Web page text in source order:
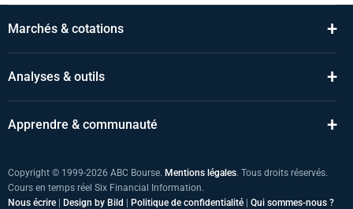
Marchés & cotations +
Analyses & outils +
Apprendre & communauté +
Copyright © 1999-2026 ABC Bourse. Mentions légales. Tous droits réservés.
Cours en temps réel Six Financial Information.
Nous écrire | Design by Bild | Politique de confidentialité | Qui sommes-nous ?